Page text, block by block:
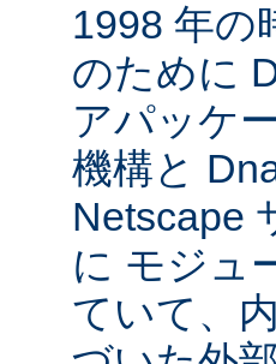
1998 年の
のために
アパッケ
機構と
Netscape
に モジュ
ていて、